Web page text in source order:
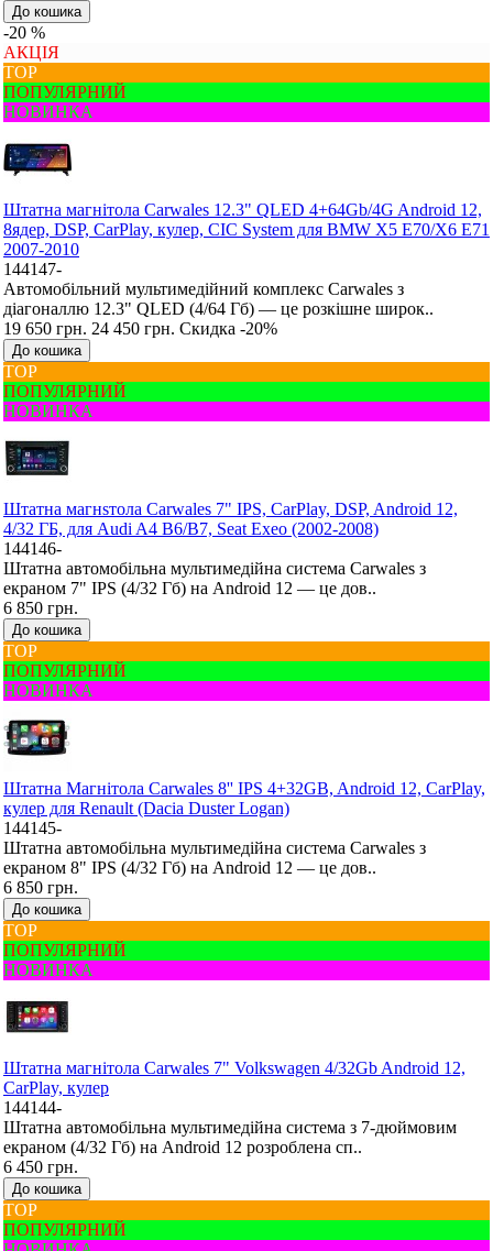
До кошика
-20 %
АКЦІЯ
ТОР
ПОПУЛЯРНИЙ
НОВИНКА
Штатна магнітола Carwales 12.3" QLED 4+64Gb/4G Android 12,
8ядер, DSP, CarPlay, кулер, CIC System для BMW X5 E70/X6 E71
2007-2010
144147-
Автомобільний мультимедійний комплекс Carwales з
діагоналлю 12.3" QLED (4/64 Гб) — це розкішне широк..
19 650 грн. 24 450 грн. Скидка -20%
До кошика
ТОР
ПОПУЛЯРНИЙ
НОВИНКА
Штатна магнsтола Carwales 7" IPS, CarPlay, DSP, Android 12,
4/32 ГБ, для Audi A4 B6/B7, Seat Exeo (2002-2008)
144146-
Штатна автомобільна мультимедійна система Carwales з
екраном 7" IPS (4/32 Гб) на Android 12 — це дов..
6 850 грн.
До кошика
ТОР
ПОПУЛЯРНИЙ
НОВИНКА
Штатна Mагнітола Carwales 8'' IPS 4+32GB, Android 12, CarPlay,
кулер для Renault (Dacia Duster Logan)
144145-
Штатна автомобільна мультимедійна система Carwales з
екраном 8" IPS (4/32 Гб) на Android 12 — це дов..
6 850 грн.
До кошика
ТОР
ПОПУЛЯРНИЙ
НОВИНКА
Штатна магнітола Carwales 7" Volkswagen 4/32Gb Android 12,
CarPlay, кулер
144144-
Штатна автомобільна мультимедійна система з 7-дюймовим
екраном (4/32 Гб) на Android 12 розроблена сп..
6 450 грн.
До кошика
ТОР
ПОПУЛЯРНИЙ